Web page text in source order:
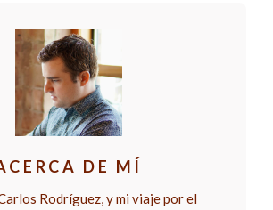
DE MÍ
Rodríguez, y mi viaje por el